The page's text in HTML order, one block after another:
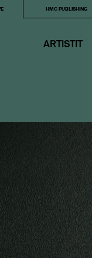
HMC PUBLISHING
ARTISTIT